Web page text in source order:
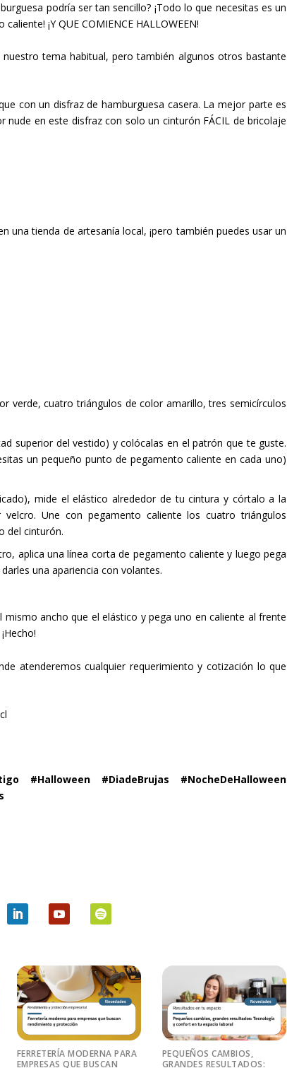
podría ser tan sencillo? ¡Todo lo que necesitas es un
¡Y QUE COMIENCE HALLOWEEN!
tema habitual, pero también algunos otros bastante
con un disfraz de hamburguesa casera. La mejor parte es
en este disfraz con solo un cinturón FÁCIL de bricolaje
una tienda de artesanía local, ¡pero también puedes usar un
verde, cuatro triángulos de color amarillo, tres semicírculos
superior del vestido) y colócalas en el patrón que te guste.
un pequeño punto de pegamento caliente en cada uno)
mide el elástico alrededor de tu cintura y córtalo a la
Une con pegamento caliente los cuatro triángulos
del cinturón.
aplica una línea corta de pegamento caliente y luego pega
una apariencia con volantes.
ancho que el elástico y pega uno en caliente al frente
atenderemos cualquier requerimiento y cotización lo que
#Halloween #DiadeBrujas #NocheDeHalloween
FERRETERÍA MODERNA PARA
EMPRESAS QUE BUSCAN
PEQUEÑOS CAMBIOS,
GRANDES RESULTADOS: